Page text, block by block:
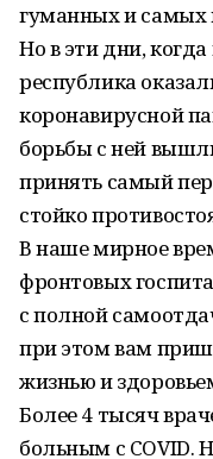
гуманных и самых
Но в эти дни,
республика
коронавирусной
борьбы с ней
принять самый
стойко
В наше мирное
фронтовых
с полной
при этом вам
жизнью и
Более 4 тысяч
больным с COVID.